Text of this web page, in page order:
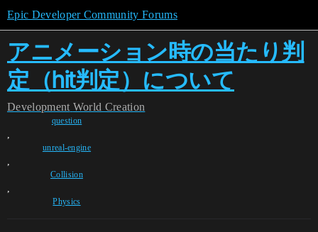
Epic Developer Community Forums
アニメーション時の当たり判
定（hit判定）について
Development World Creation
question
,
unreal-engine
,
Collision
,
Physics